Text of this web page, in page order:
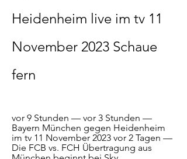
Heidenheim live im tv 11
November 2023 Schaue
fern
vor 9 Stunden — vor 3 Stunden —
Bayern München gegen Heidenheim
im tv 11 November 2023 vor 2 Tagen —
Die FCB vs. FCH Übertragung aus